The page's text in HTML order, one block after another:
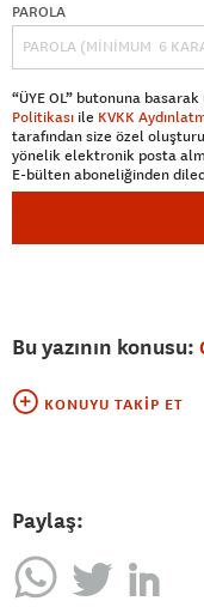
PAROLA
“ÜYE OL” butonuna
Politikası ile KVKK
tarafından size özel
yönelik elektronik posta
E-bülten aboneliğinden
Bu yazının konusu:
KONUYU TAKIP ET
Paylaş: